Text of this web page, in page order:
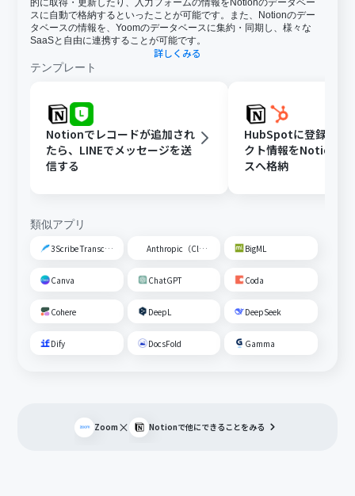
的に取得・更新したり、入力フォームの情報をNotionのデータベー
スに自動で格納するといったことが可能です。また、Notionのデー
タベースの情報を、Yoomのデータベースに集約・同期し、様々な
SaaSと自由に連携することが可能です。
詳しくみる
テンプレート
Notionでレコードが追加され
たら、LINEでメッセージを送
信する
HubSpotに登録され
クト情報をNotionデ
スへ格納
類似アプリ
3Scribe Transcription Anthropic（Claude） BigML
Canva ChatGPT Coda
Cohere DeepL DeepSeek
Dify DocsFold Gamma
Zoom × Notionで他にできることをみる